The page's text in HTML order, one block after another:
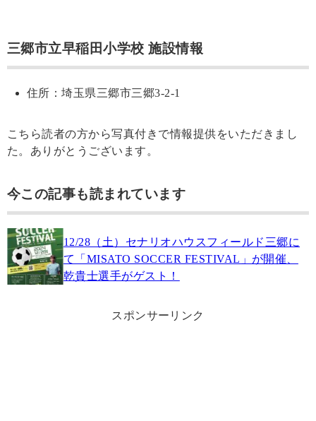
三郷市立早稲田小学校 施設情報
住所：埼玉県三郷市三郷3-2-1
こちら読者の方から写真付きで情報提供をいただきまし
た。ありがとうございます。
今この記事も読まれています
12/28（土）セナリオハウスフィールド三郷に
て「MISATO SOCCER FESTIVAL」が開催、
乾貴士選手がゲスト！
スポンサーリンク